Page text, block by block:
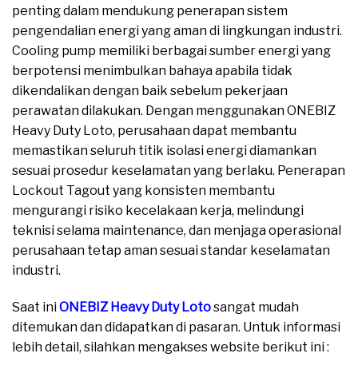
penting dalam mendukung penerapan sistem
pengendalian energi yang aman di lingkungan industri.
Cooling pump memiliki berbagai sumber energi yang
berpotensi menimbulkan bahaya apabila tidak
dikendalikan dengan baik sebelum pekerjaan
perawatan dilakukan. Dengan menggunakan ONEBIZ
Heavy Duty Loto, perusahaan dapat membantu
memastikan seluruh titik isolasi energi diamankan
sesuai prosedur keselamatan yang berlaku. Penerapan
Lockout Tagout yang konsisten membantu
mengurangi risiko kecelakaan kerja, melindungi
teknisi selama maintenance, dan menjaga operasional
perusahaan tetap aman sesuai standar keselamatan
industri.
Saat iniONEBIZ Heavy Duty Lotosangat mudah
ditemukan dan didapatkan di pasaran. Untuk informasi
lebih detail, silahkan mengakses website berikut ini :